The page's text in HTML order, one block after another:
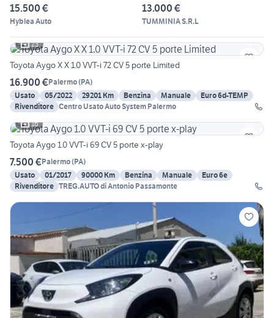
15.500 €
Hyblea Auto
13.000 €
TUMMINIA S.R.L
23
Toyota Aygo X X 1.0 VVT-i 72 CV 5 porte Limited
16.900 €Palermo(PA)
Usato
05/2022 29201 Km Benzina Manuale
Euro 6d-TEMP
Rivenditore Centro Usato Auto System Palermo
16
Toyota Aygo 1.0 VVT-i 69 CV 5 porte x-play
7.500 €Palermo(PA)
Usato
01/2017 90000 Km Benzina Manuale
Euro 6e
Rivenditore TREG.AUTO di Antonio Passamonte